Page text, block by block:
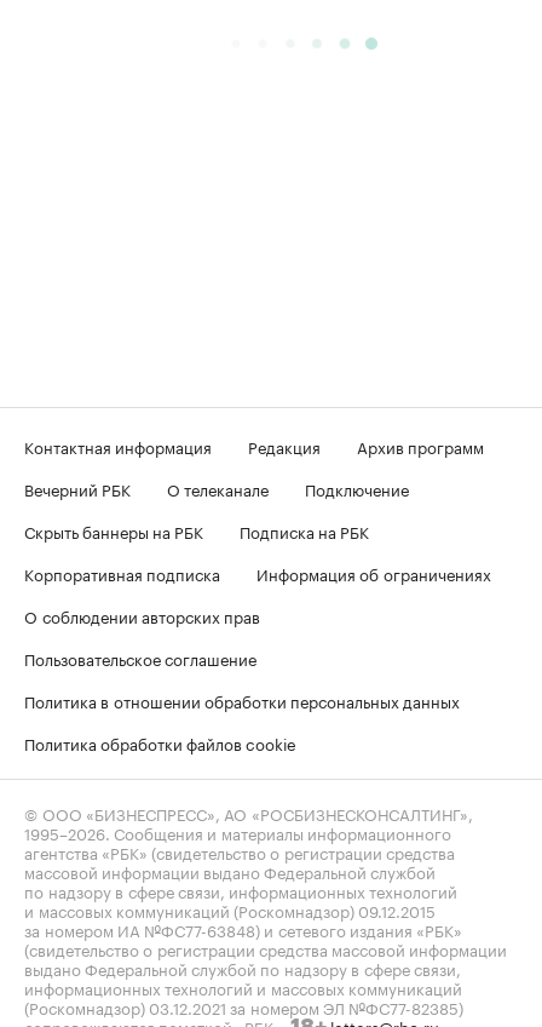
Контактная информация Редакция
Архив программ
Вечерний РБК
О телеканале
Подключение
Скрыть баннеры на РБК
Подписка на РБК
Корпоративная подписка
Информация об ограничениях
О соблюдении авторских прав
Пользовательское соглашение
Политика в отношении обработки персональных данных
Политика обработки файлов cookie
© ООО «БИЗНЕСПРЕСС», АО «РОСБИЗНЕСКОНСАЛТИНГ»,
1995–2026 . Сообщения и материалы информационного
агентства «РБК» (свидетельство о регистрации средства
массовой информации выдано Федеральной службой
по надзору в сфере связи, информационных технологий
и массовых коммуникаций (Роскомнадзор) 09.12.2015
за номером ИА №ФС77-63848) и сетевого издания «РБК»
(свидетельство о регистрации средства массовой информации
выдано Федеральной службой по надзору в сфере связи,
информационных технологий и массовых коммуникаций
(Роскомнадзор) 03.12.2021 за номером ЭЛ №ФС77-82385)